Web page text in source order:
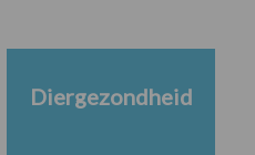
Diergezondheid